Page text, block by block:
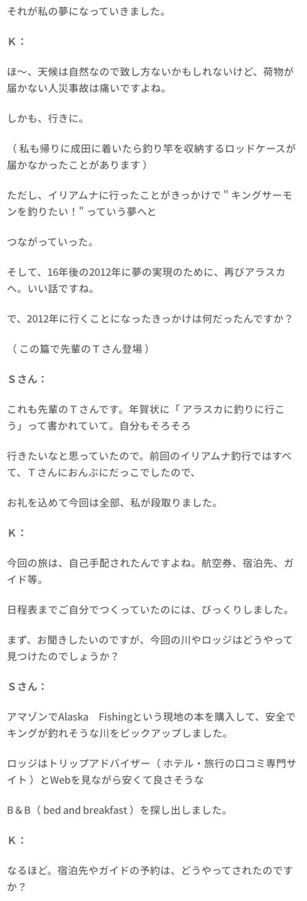
それが私の夢になっていきました。
Ｋ：
ほ～、天候は自然なので致し方ないかもしれないけど、荷物が
届かない人災事故は痛いですよね。
しかも、行きに。
（ 私も帰りに成田に着いたら釣り竿を収納するロッドケースが
届かなかったことがあります ）
ただし、イリアムナに行ったことがきっかけで " キングサーモ
ンを釣りたい！" っていう夢へと
つながっていった。
そして、16年後の2012年に夢の実現のために、再びアラスカ
へ。いい話ですね。
で、2012年に行くことになったきっかけは何だったんですか？
（ この篇で先輩のＴさん登場 ）
Ｓさん：
これも先輩のＴさんです。年賀状に「 アラスカに釣りに行こ
う」って書かれていて。自分もそろそろ
行きたいなと思っていたので。前回のイリアムナ釣行ではすべ
て、Ｔさんにおんぶにだっこでしたので、
お礼を込めて今回は全部、私が段取りました。
Ｋ：
今回の旅は、自己手配されたんですよね。航空券、宿泊先、ガ
イド等。
日程表までご自分でつくっていたのには、びっくりしました。
まず、お聞きしたいのですが、今回の川やロッジはどうやって
見つけたのでしょうか？
Ｓさん：
アマゾンでAlaska Fishingという現地の本を購入して、安全で
キングが釣れそうな川をピックアップしました。
ロッジはトリップアドバイザー（ ホテル・旅行の口コミ専門サ
イト ）とWebを見ながら安くて良さそうな
B＆B（ bed and breakfast ）を探し出しました。
Ｋ：
なるほど。宿泊先やガイドの予約は、どうやってされたのです
か？